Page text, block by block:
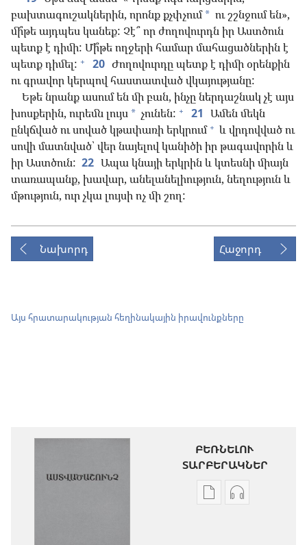
բախտագուշակներին, որոնք քչփչում * ու շշնջում են»,
մի՞թե այդպես կանեք: Չէ՞ որ ժողովուրդն իր Աստծուն
պետք է դիմի: Մի՞թե ողջերի համար մահացածներին է
պետք դիմել: + 20 Ժողովուրդը պետք է դիմի օրենքին
ու գրավոր կերպով հաստատված վկայությանը:
Եթե նրանք ասում են մի բան, ինչը ներդաշնակ չէ այս
խոսքերին, ուրեմն լույս * չունեն: + 21 Ամեն մեկն
ընկճված ու սոված կթափառի երկրում + և վրդովված ու
սովի մատնված՝ վեր նայելով կանիծի իր թագավորին և
իր Աստծուն: 22 Ապա կնայի երկրին և կտեսնի միայն
տառապանք, խավար, անելանելիություն, նեղություն և
մթություն, ուր չկա լույսի ոչ մի շող:
Նախորդ Հաջորդ
Այս հրատարակության հեղինակային իրավունքները
ԲԵՌՆԵԼՈՒ
ՏԱՐԲԵՐԱԿՆԵՐ
Թվային